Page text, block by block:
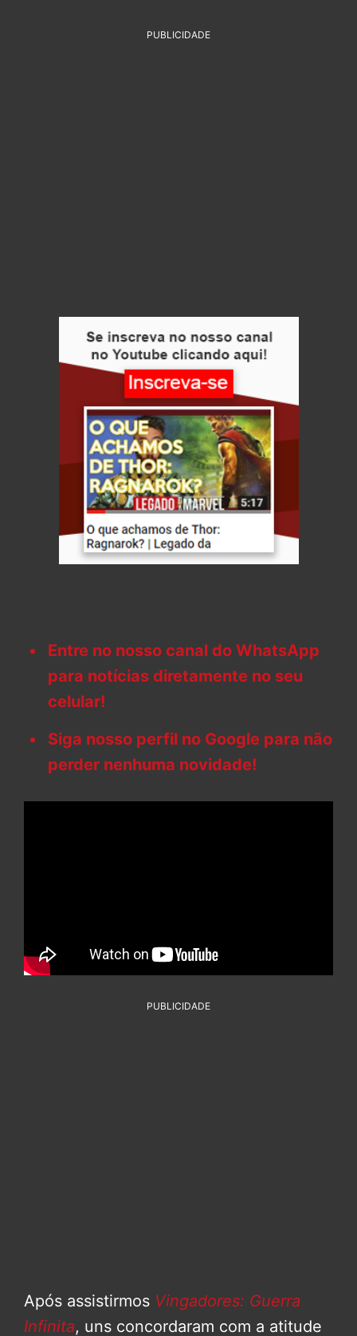
PUBLICIDADE
Entre no nosso canal do WhatsApp
para notícias diretamente no seu
celular!
Siga nosso perfil no Google para não
perder nenhuma novidade!
PUBLICIDADE
Após assistirmos Vingadores: Guerra
Infinita, uns concordaram com a atitude